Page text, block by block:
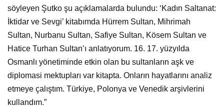
söyleyen Şutko şu açıklamalarda bulundu: ‘Kadın Saltanat:
İktidar ve Sevgi’ kitabımda Hürrem Sultan, Mihrimah
Sultan, Nurbanu Sultan, Safiye Sultan, Kösem Sultan ve
Hatice Turhan Sultan’ı anlatıyorum. 16. 17. yüzyılda
Osmanlı yönetiminde etkin olan bu sultanların aşk ve
diplomasi mektupları var kitapta. Onların hayatlarını analiz
etmeye çalıştım. Türkiye, Polonya ve Venedik arşivlerini
kullandım.”